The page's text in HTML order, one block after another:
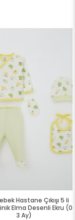
Hastane Çıkışı 5 li
Elma Desenli Ekru (0-
3 Ay)